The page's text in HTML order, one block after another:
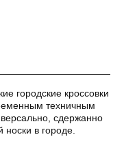
городские кроссовки
техничным
сдержанно
носки в городе.